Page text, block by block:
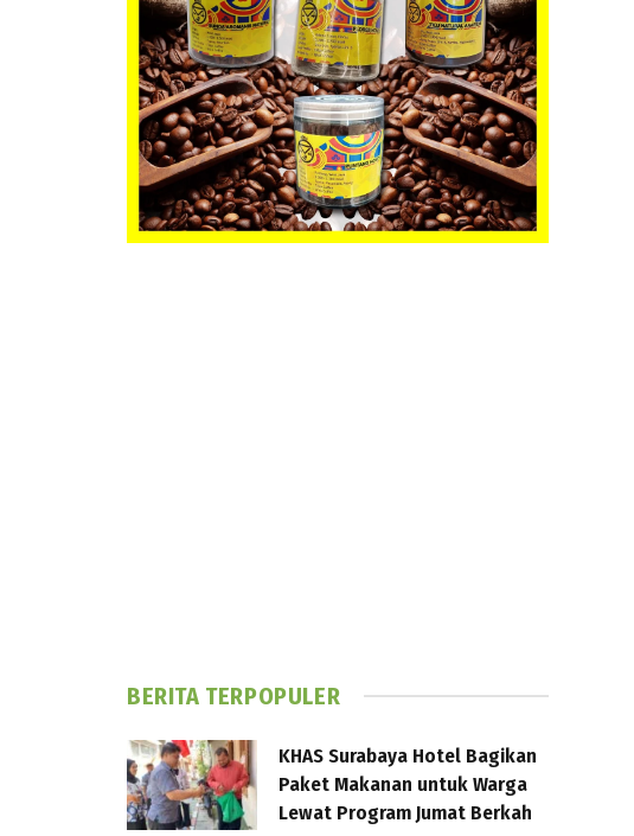
BERITA TERPOPULER
KHAS Surabaya Hotel Bagikan
Paket Makanan untuk Warga
Lewat Program Jumat Berkah